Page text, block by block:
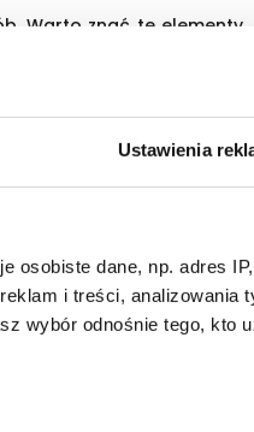
Ustawienia
osobiste dane, np. adres
i treści, analizowania
wybór odnośnie tego, kto
Warto znać te elementy,
męskiej
lub Szwajcarii i cechuje je
najważniejszym
wyłącznie po kilku
(splot: popelina) oraz